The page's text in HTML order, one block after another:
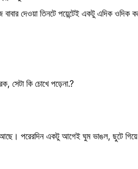
দেওয়া তিনটে পয়েন্টেই একটু এদিক ওদিক
সেটা কি চোখে পড়েনা.?
আছে। পরেরদিন একটু আগেই ঘুম ভাঙল, ছুটে গিয়ে